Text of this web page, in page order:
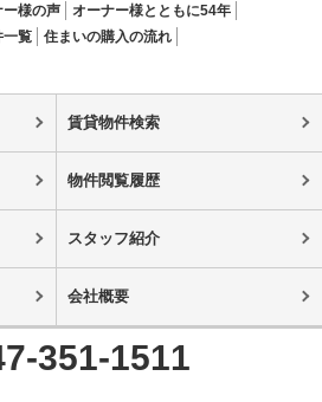
ー様の声
オーナー様とともに54年
一覧
住まいの購入の流れ
賃貸物件検索
物件閲覧履歴
スタッフ紹介
会社概要
351-1511